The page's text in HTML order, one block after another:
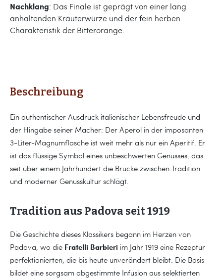
Nachklang: Das Finale ist geprägt von einer lang
anhaltenden Kräuterwürze und der fein herben
Charakteristik der Bitterorange.
Beschreibung
Ein authentischer Ausdruck italienischer Lebensfreude und
der Hingabe seiner Macher: Der Aperol in der imposanten
3-Liter-Magnumflasche ist weit mehr als nur ein Aperitif. Er
ist das flüssige Symbol eines unbeschwerten Genusses, das
seit über einem Jahrhundert die Brücke zwischen Tradition
und moderner Genusskultur schlägt.
Tradition aus Padova seit 1919
Die Geschichte dieses Klassikers begann im Herzen von
Padova, wo die Fratelli Barbieri im Jahr 1919 eine Rezeptur
perfektionierten, die bis heute unverändert bleibt. Die Basis
bildet eine sorgsam abgestimmte Infusion aus selektierten